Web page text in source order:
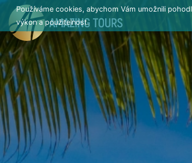
Používáme cookies, abychom Vám umožnili
výkon a použitelnost.